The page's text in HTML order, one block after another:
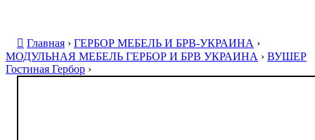
Главная › ГЕРБОР МЕБЕЛЬ И БРВ-УКРАИНА ›
МОДУЛЬНАЯ МЕБЕЛЬ ГЕРБОР И БРВ УКРАИНА › ВУШЕР
Гостиная Гербор ›